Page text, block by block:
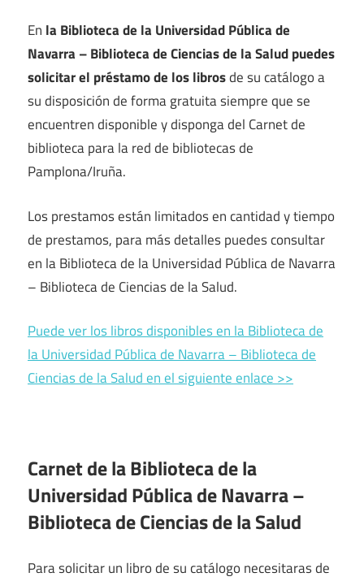
En la Biblioteca de la Universidad Pública de
Navarra – Biblioteca de Ciencias de la Salud puedes
solicitar el préstamo de los librosde su catálogo a
su disposición de forma gratuita siempre que se
encuentren disponible y disponga del Carnet de
biblioteca para la red de bibliotecas de
Pamplona/Iruña.
Los prestamos están limitados en cantidad y tiempo
de prestamos, para más detalles puedes consultar
en la Biblioteca de la Universidad Pública de Navarra
– Biblioteca de Ciencias de la Salud.
Puede ver los libros disponibles en la Biblioteca de
la Universidad Pública de Navarra – Biblioteca de
Ciencias de la Salud en el siguiente enlace >>
Carnet de la Biblioteca de la
Universidad Pública de Navarra –
Biblioteca de Ciencias de la Salud
Para solicitar un libro de su catálogo necesitaras de